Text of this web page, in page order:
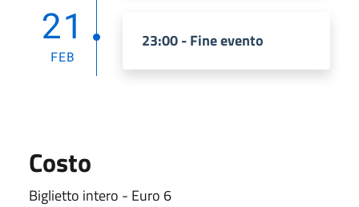
21
FEB
23:00 - Fine evento
Costo
Biglietto intero - Euro 6